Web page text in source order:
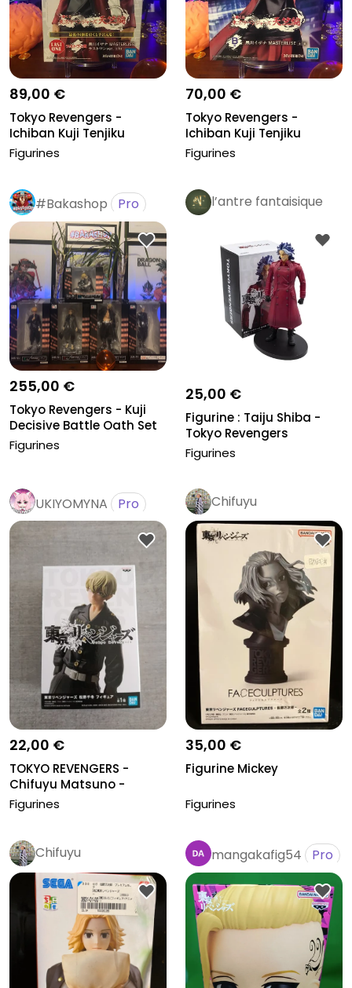
89,00 €
Tokyo Revengers -
Ichiban Kuji Tenjiku
edition Kur...
Figurines
70,00 €
Tokyo Revengers -
Ichiban Kuji Tenjiku
edition Iza...
Figurines
#Bakashop Pro
255,00 €
Tokyo Revengers - Kuji
Decisive Battle Oath Set
co...
Figurines
l’antre fantaisique
25,00 €
Figurine : Taiju Shiba -
Tokyo Revengers
Figurines
UKIYOMYNA Pro
22,00 €
TOKYO REVENGERS -
Chifuyu Matsuno -
Figurine Banpr...
Figurines
Chifuyu
35,00 €
Figurine Mickey
Figurines
Chifuyu mangakafig54 Pro